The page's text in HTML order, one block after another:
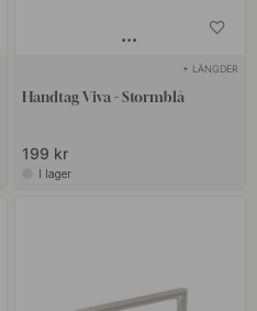
+ LÄNGDER
Handtag Viva - Stormblå
199 kr
I lager